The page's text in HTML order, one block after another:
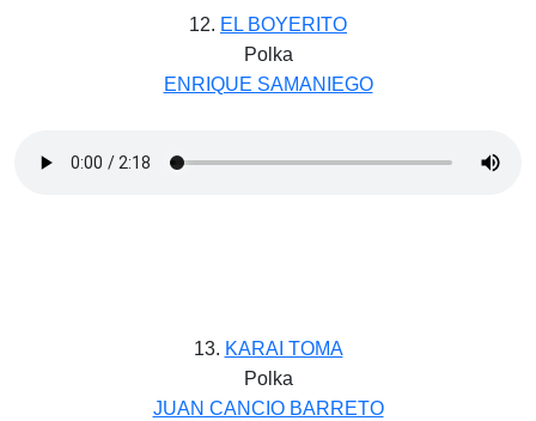
12. EL BOYERITO
Polka
ENRIQUE SAMANIEGO
13. KARAI TOMA
Polka
JUAN CANCIO BARRETO